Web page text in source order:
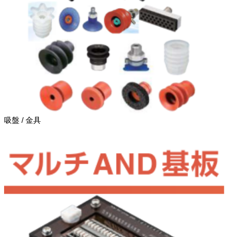
吸盤 / 金具